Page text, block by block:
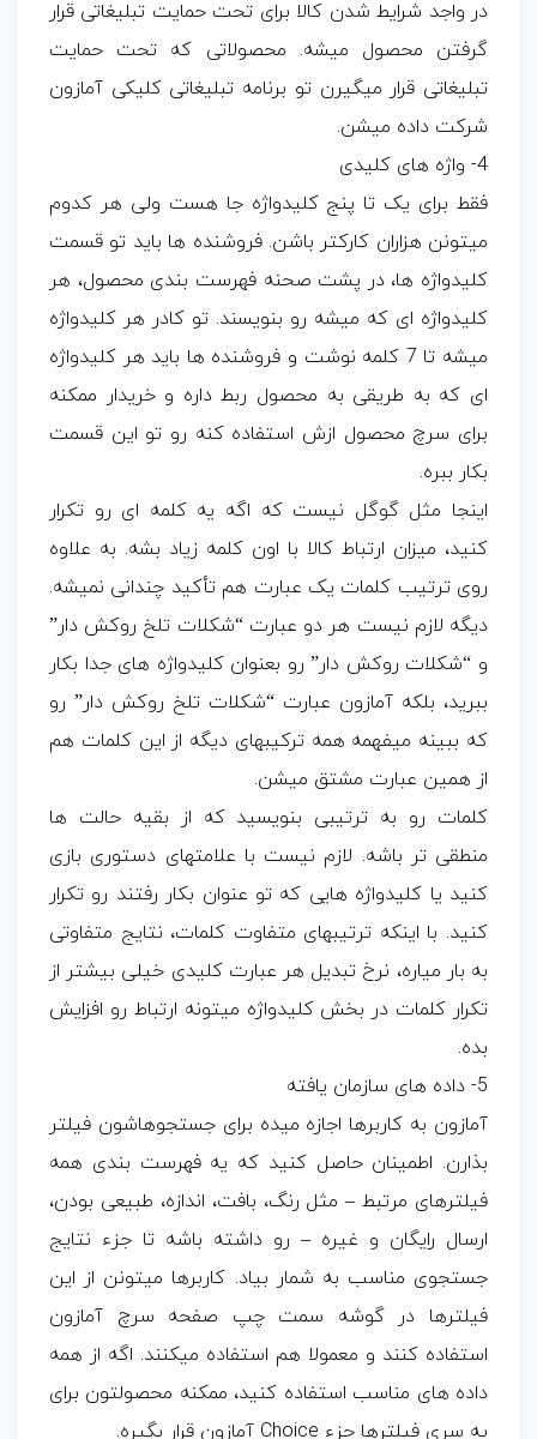
در واجد شرایط شدن کالا برای تحت حمایت تبلیغاتی قرار
گرفتن محصول میشه. محصولاتی که تحت حمایت
تبلیغاتی قرار میگیرن تو برنامه تبلیغاتی کلیکی آمازون
شرکت داده میشن.
4- واژه های کلیدی
فقط برای یک تا پنج کلیدواژه جا هست ولی هر کدوم
میتونن هزاران کارکتر باشن. فروشنده ها باید تو قسمت
کلیدواژه ها، در پشت صحنه فهرست بندی محصول، هر
کلیدواژه ای که میشه رو بنویسند. تو کادر هر کلیدواژه
میشه تا 7 کلمه نوشت و فروشنده ها باید هر کلیدواژه
ای که به طریقی به محصول ربط داره و خریدار ممکنه
برای سرچ محصول ازش استفاده کنه رو تو این قسمت
بکار ببره.
اینجا مثل گوگل نیست که اگه یه کلمه ای رو تکرار
کنید، میزان ارتباط کالا با اون کلمه زیاد بشه. به علاوه
روی ترتیب کلمات یک عبارت هم تأکید چندانی نمیشه.
دیگه لازم نیست هر دو عبارت “شکلات تلخ روکش دار”
و “شکلات روکش دار” رو بعنوان کلیدواژه های جدا بکار
ببرید، بلکه آمازون عبارت “شکلات تلخ روکش دار” رو
که ببینه میفهمه همه ترکیبهای دیگه از این کلمات هم
از همین عبارت مشتق میشن.
کلمات رو به ترتیبی بنویسید که از بقیه حالت ها
منطقی تر باشه. لازم نیست با علامتهای دستوری بازی
کنید یا کلیدواژه هایی که تو عنوان بکار رفتند رو تکرار
کنید. با اینکه ترتیبهای متفاوت کلمات، نتایج متفاوتی
به بار میاره، نرخ تبدیل هر عبارت کلیدی خیلی بیشتر از
تکرار کلمات در بخش کلیدواژه میتونه ارتباط رو افزایش
بده.
5- داده های سازمان یافته
آمازون به کاربرها اجازه میده برای جستجوهاشون فیلتر
بذارن. اطمینان حاصل کنید که یه فهرست بندی همه
فیلترهای مرتبط – مثل رنگ، بافت، اندازه، طبیعی بودن،
ارسال رایگان و غیره – رو داشته باشه تا جزء نتایج
جستجوی مناسب به شمار بیاد. کاربرها میتونن از این
فیلترها در گوشه سمت چپ صفحه سرچ آمازون
استفاده کنند و معمولا هم استفاده میکنند. اگه از همه
داده های مناسب استفاده کنید، ممکنه محصولتون برای
یه سری فیلترها جزء Choice آمازون قرار بگیره.